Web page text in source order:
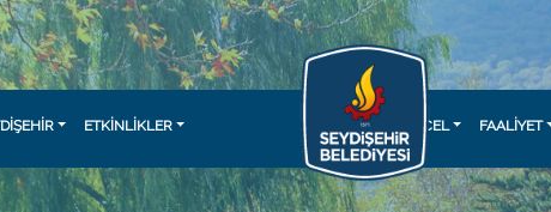
ETKINLIKLER GÜNCEL FAALİYET